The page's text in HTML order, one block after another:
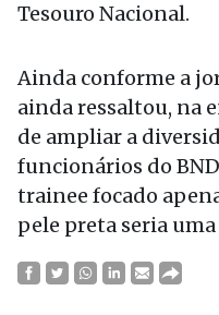
Tesouro Nacional.
Ainda conforme a
ainda ressaltou, na
de ampliar a
funcionários do
trainee focado
pele preta seria uma